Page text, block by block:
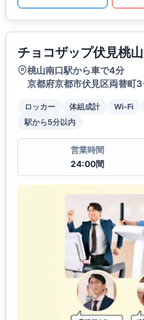
チョコザップ伏見桃
桃山南口駅から車で4分
京都府京都市伏見区両替町
ロッカー 体組成計 Wi-Fi
駅から5分以内
営業時間
24:00間